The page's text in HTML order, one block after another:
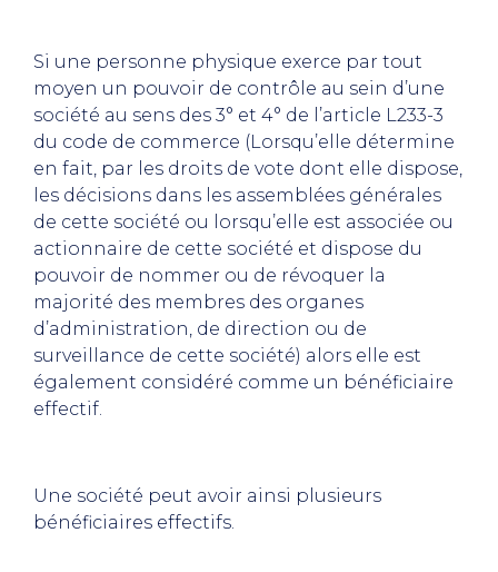
Si une personne physique exerce par tout
moyen un pouvoir de contrôle au sein d’une
société au sens des 3° et 4° de l’article L233-3
du code de commerce (Lorsqu’elle détermine
en fait, par les droits de vote dont elle dispose,
les décisions dans les assemblées générales
de cette société ou lorsqu’elle est associée ou
actionnaire de cette société et dispose du
pouvoir de nommer ou de révoquer la
majorité des membres des organes
d’administration, de direction ou de
surveillance de cette société) alors elle est
également considéré comme un bénéficiaire
effectif.
Une société peut avoir ainsi plusieurs
bénéficiaires effectifs.